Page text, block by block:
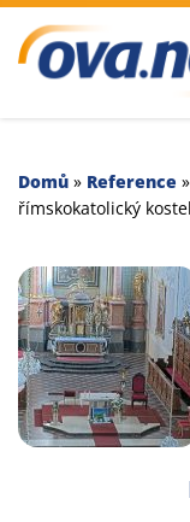
Domů » Reference »
římskokatolický